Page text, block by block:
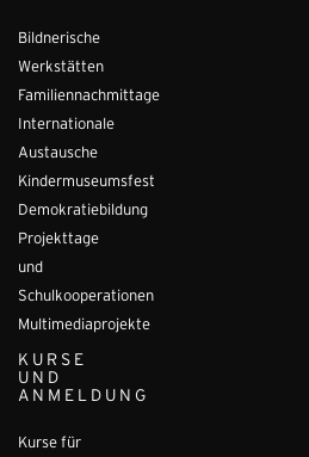
Bildnerische
Werkstätten
Familiennachmittage
Internationale
Austausche
Kindermuseumsfest
Demokratiebildung
Projekttage
und
Schulkooperationen
Multimediaprojekte
KURSE
UND
ANMELDUNG
Kurse für